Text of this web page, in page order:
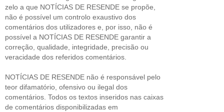
zelo a que NOTÍCIAS DE RESENDE se propõe,
não é possível um controlo exaustivo dos
comentários dos utilizadores e, por isso, não é
possível a NOTÍCIAS DE RESENDE garantir a
correção, qualidade, integridade, precisão ou
veracidade dos referidos comentários.
NOTÍCIAS DE RESENDE não é responsável pelo
teor difamatório, ofensivo ou ilegal dos
comentários. Todos os textos inseridos nas caixas
de comentários disponibilizadas em